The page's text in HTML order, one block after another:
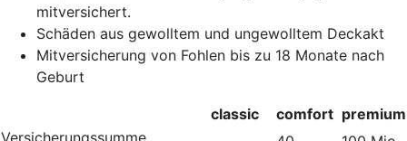
mitversichert.
Schäden aus gewolltem und ungewolltem Deckakt
Mitversicherung von Fohlen bis zu 18 Monate nach
Geburt
classic comfort premium
Versicherungssumme